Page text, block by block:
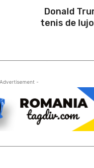
Donald
tenis de
-